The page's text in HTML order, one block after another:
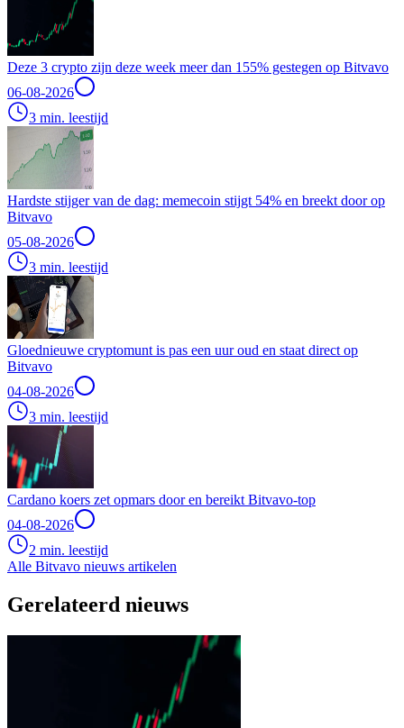
Deze 3 crypto zijn deze week meer dan 155% gestegen op Bitvavo
06-08-2026
3 min. leestijd
Hardste stijger van de dag: memecoin stijgt 54% en breekt door op
Bitvavo
05-08-2026
3 min. leestijd
Gloednieuwe cryptomunt is pas een uur oud en staat direct op
Bitvavo
04-08-2026
3 min. leestijd
Cardano koers zet opmars door en bereikt Bitvavo-top
04-08-2026
2 min. leestijd
Alle Bitvavo nieuws artikelen
Gerelateerd nieuws